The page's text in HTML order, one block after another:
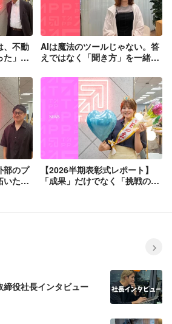
、不動
た」世
AIは魔法のツールじゃない。答
えではなく「聞き方」を一緒に
GASを操る“AIの民主化”と、部
署を越え挑むキャリアの軌跡
部のプ
いた課
【2026半期表彰式レポート】
「成果」だけでなく「挑戦のプ
締役社長インタビュー